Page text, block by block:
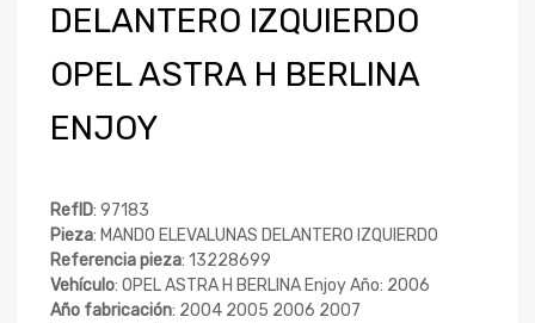
DELANTERO IZQUIERDO
OPEL ASTRA H BERLINA
ENJOY
RefID: 97183
Pieza: MANDO ELEVALUNAS DELANTERO IZQUIERDO
Referencia pieza: 13228699
Vehículo: OPEL ASTRA H BERLINA Enjoy Año: 2006
Año fabricación: 2004 2005 2006 2007